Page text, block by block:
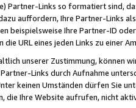
Partner-Links so formatiert sind,
auffordern, Ihre Partner-Links
beispielsweise Ihre Partner-ID
die URL eines jeden Links zu einer
unserer Zustimmung, können
Links durch Aufnahme
keinen Umständen dürfen Sie
die Ihre Website aufrufen, nicht